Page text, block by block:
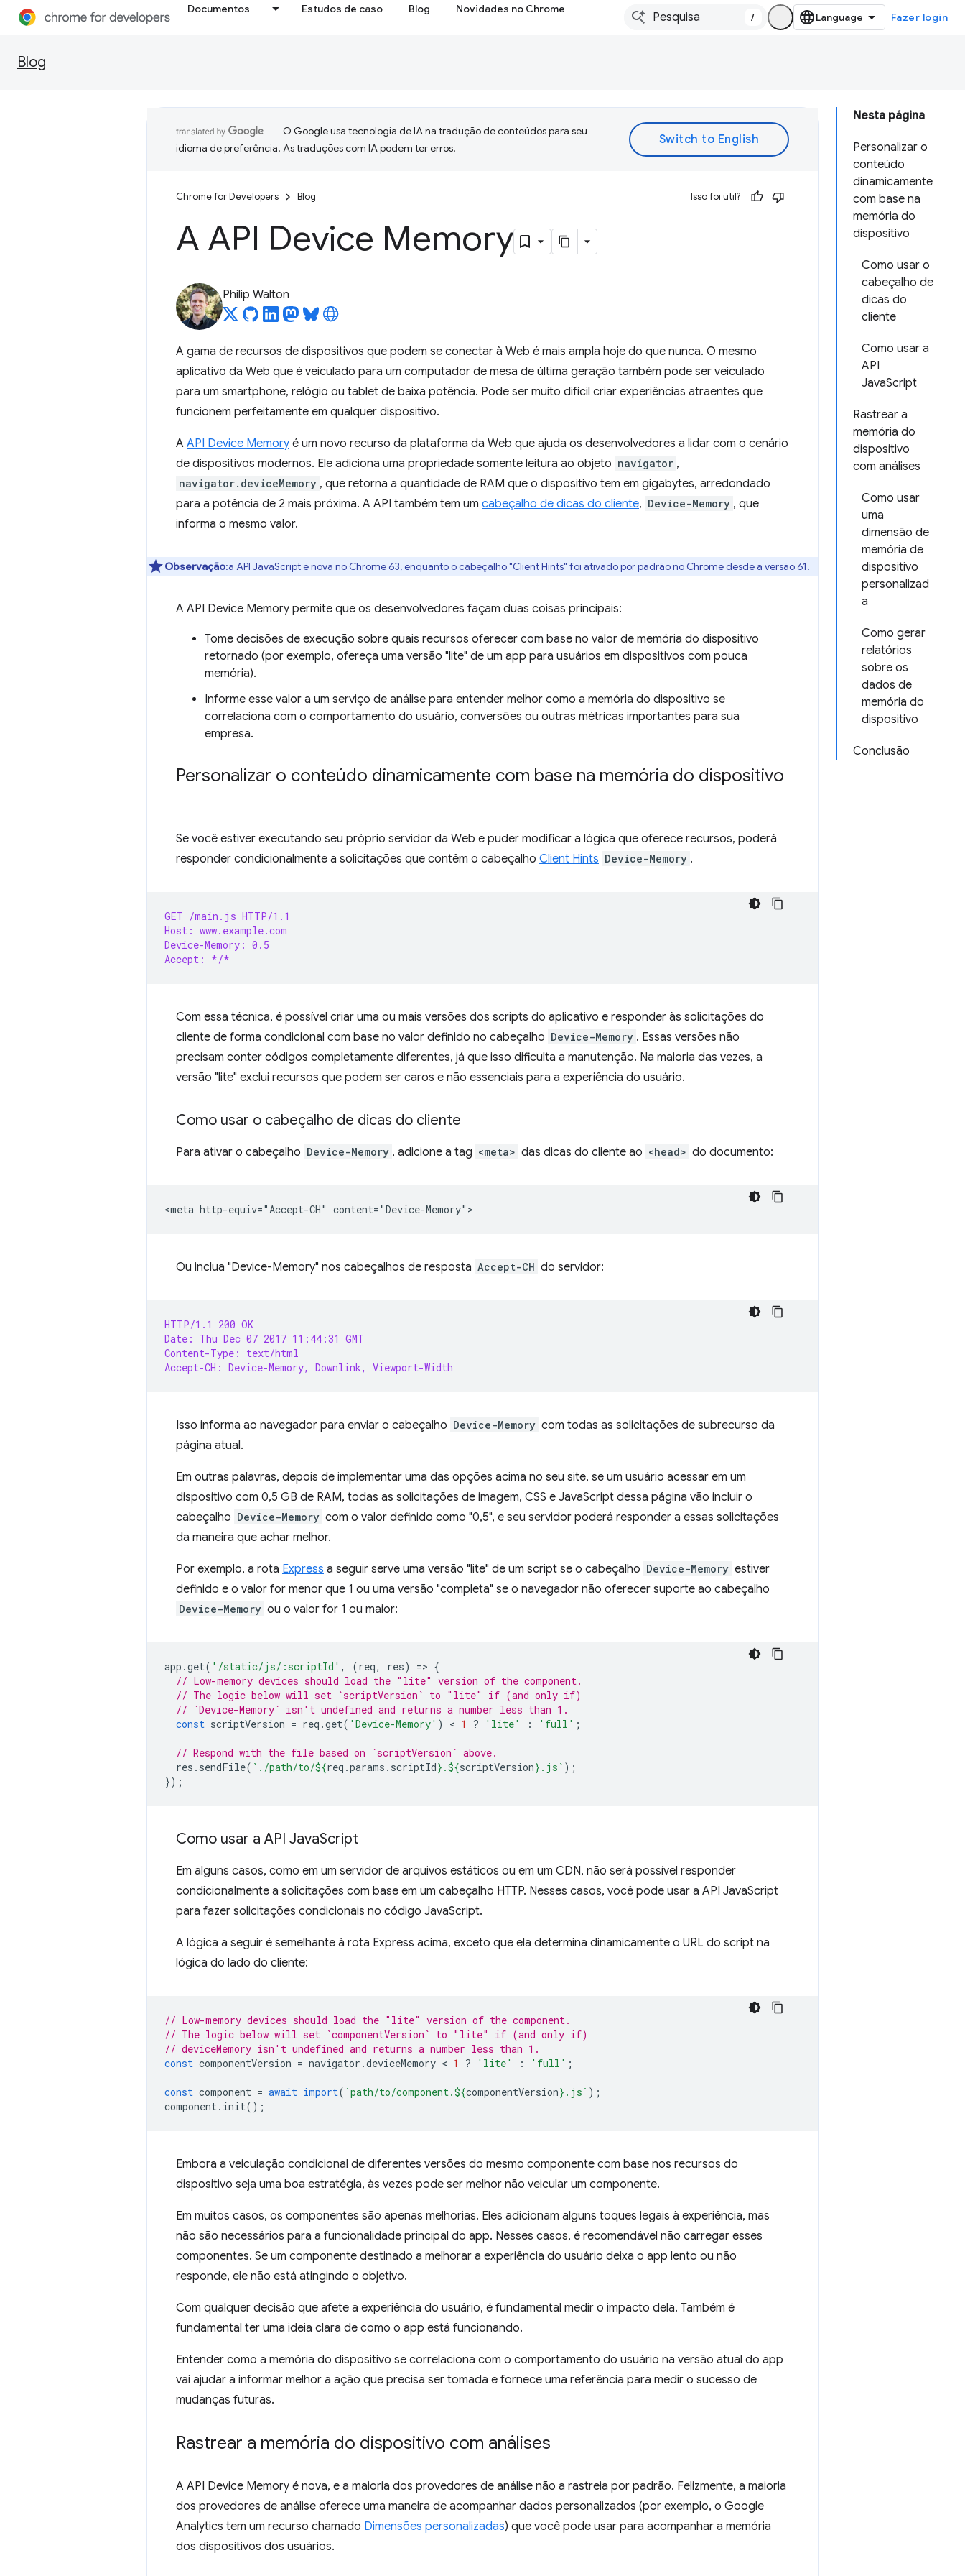
Documentos Estudos de caso Blog Novidades no Chrome
/ Fazer login
Blog
Nesta página
Personalizar o
conteúdo
dinamicamente
com base na
memória do
dispositivo
Como usar o
cabeçalho de
dicas do
cliente
Como usar a
API
JavaScript
Rastrear a
memória do
dispositivo
com análises
Como usar
uma
dimensão de
memória de
dispositivo
personalizad
a
Como gerar
relatórios
sobre os
dados de
memória do
dispositivo
Conclusão
O Google usa tecnologia de IA na tradução de conteúdos para seu
idioma de preferência. As traduções com IA podem ter erros.
Chrome for Developers Blog Isso foi útil?
A API Device Memory
Philip Walton
A gama de recursos de dispositivos que podem se conectar à Web é mais ampla hoje do que nunca. O mesmo
aplicativo da Web que é veiculado para um computador de mesa de última geração também pode ser veiculado
para um smartphone, relógio ou tablet de baixa potência. Pode ser muito difícil criar experiências atraentes que
funcionem perfeitamente em qualquer dispositivo.
A API Device Memory é um novo recurso da plataforma da Web que ajuda os desenvolvedores a lidar com o cenário
de dispositivos modernos. Ele adiciona uma propriedade somente leitura ao objeto navigator ,
navigator.deviceMemory , que retorna a quantidade de RAM que o dispositivo tem em gigabytes, arredondado
para a potência de 2 mais próxima. A API também tem um cabeçalho de dicas do cliente, Device-Memory , que
informa o mesmo valor.
Observação:a API JavaScript é nova no Chrome 63, enquanto o cabeçalho "Client Hints" foi ativado por padrão no Chrome desde a versão 61.
A API Device Memory permite que os desenvolvedores façam duas coisas principais:
Tome decisões de execução sobre quais recursos oferecer com base no valor de memória do dispositivo
retornado (por exemplo, ofereça uma versão "lite" de um app para usuários em dispositivos com pouca
memória).
Informe esse valor a um serviço de análise para entender melhor como a memória do dispositivo se
correlaciona com o comportamento do usuário, conversões ou outras métricas importantes para sua
empresa.
Personalizar o conteúdo dinamicamente com base na memória do dispositivo
Se você estiver executando seu próprio servidor da Web e puder modificar a lógica que oferece recursos, poderá
responder condicionalmente a solicitações que contêm o cabeçalho Client Hints Device-Memory .
GET /main.js HTTP/1.1
Host: www.example.com
Device-Memory: 0.5
Accept: */*
Com essa técnica, é possível criar uma ou mais versões dos scripts do aplicativo e responder às solicitações do
cliente de forma condicional com base no valor definido no cabeçalho Device-Memory . Essas versões não
precisam conter códigos completamente diferentes, já que isso dificulta a manutenção. Na maioria das vezes, a
versão "lite" exclui recursos que podem ser caros e não essenciais para a experiência do usuário.
Como usar o cabeçalho de dicas do cliente
Para ativar o cabeçalho Device-Memory , adicione a tag <meta> das dicas do cliente ao <head> do documento:
Ou inclua "Device-Memory" nos cabeçalhos de resposta Accept-CH do servidor:
HTTP/1.1 200 OK
Date: Thu Dec 07 2017 11:44:31 GMT
Content-Type: text/html
Accept-CH: Device-Memory, Downlink, Viewport-Width
Isso informa ao navegador para enviar o cabeçalho Device-Memory com todas as solicitações de subrecurso da
página atual.
Em outras palavras, depois de implementar uma das opções acima no seu site, se um usuário acessar em um
dispositivo com 0,5 GB de RAM, todas as solicitações de imagem, CSS e JavaScript dessa página vão incluir o
cabeçalho Device-Memory com o valor definido como "0,5", e seu servidor poderá responder a essas solicitações
da maneira que achar melhor.
Por exemplo, a rota Express a seguir serve uma versão "lite" de um script se o cabeçalho Device-Memory estiver
definido e o valor for menor que 1 ou uma versão "completa" se o navegador não oferecer suporte ao cabeçalho
Device-Memory ou o valor for 1 ou maior:
app .get( '/static/js/:scriptId' , (req, res) => {
// Low-memory devices should load the "lite" version of the component.
// The logic below will set `scriptVersion` to "lite" if (and only if)
// `Device-Memory` isn't undefined and returns a number less than 1.
const scriptVersion = req .get( 'Device-Memory' ) < 1 ? 'lite' : 'full' ;
// Respond with the file based on `scriptVersion` above.
res . sendFile( `./path/to/${req .params . scriptId} .${scriptVersion} .js` );
});
Como usar a API JavaScript
Em alguns casos, como em um servidor de arquivos estáticos ou em um CDN, não será possível responder
condicionalmente a solicitações com base em um cabeçalho HTTP. Nesses casos, você pode usar a API JavaScript
para fazer solicitações condicionais no código JavaScript.
A lógica a seguir é semelhante à rota Express acima, exceto que ela determina dinamicamente o URL do script na
lógica do lado do cliente:
// Low-memory devices should load the "lite" version of the component.
// The logic below will set `componentVersion` to "lite" if (and only if)
// deviceMemory isn't undefined and returns a number less than 1.
const componentVersion = navigator .deviceMemory < 1 ? 'lite' : 'full' ;
const component = await import( `path/to/component.${componentVersion} .js` );
component. init();
Embora a veiculação condicional de diferentes versões do mesmo componente com base nos recursos do
dispositivo seja uma boa estratégia, às vezes pode ser melhor não veicular um componente.
Em muitos casos, os componentes são apenas melhorias. Eles adicionam alguns toques legais à experiência, mas
não são necessários para a funcionalidade principal do app. Nesses casos, é recomendável não carregar esses
componentes. Se um componente destinado a melhorar a experiência do usuário deixa o app lento ou não
responde, ele não está atingindo o objetivo.
Com qualquer decisão que afete a experiência do usuário, é fundamental medir o impacto dela. Também é
fundamental ter uma ideia clara de como o app está funcionando.
Entender como a memória do dispositivo se correlaciona com o comportamento do usuário na versão atual do app
vai ajudar a informar melhor a ação que precisa ser tomada e fornece uma referência para medir o sucesso de
mudanças futuras.
Rastrear a memória do dispositivo com análises
A API Device Memory é nova, e a maioria dos provedores de análise não a rastreia por padrão. Felizmente, a maioria
dos provedores de análise oferece uma maneira de acompanhar dados personalizados (por exemplo, o Google
Analytics tem um recurso chamado Dimensões personalizadas) que você pode usar para acompanhar a memória
dos dispositivos dos usuários.